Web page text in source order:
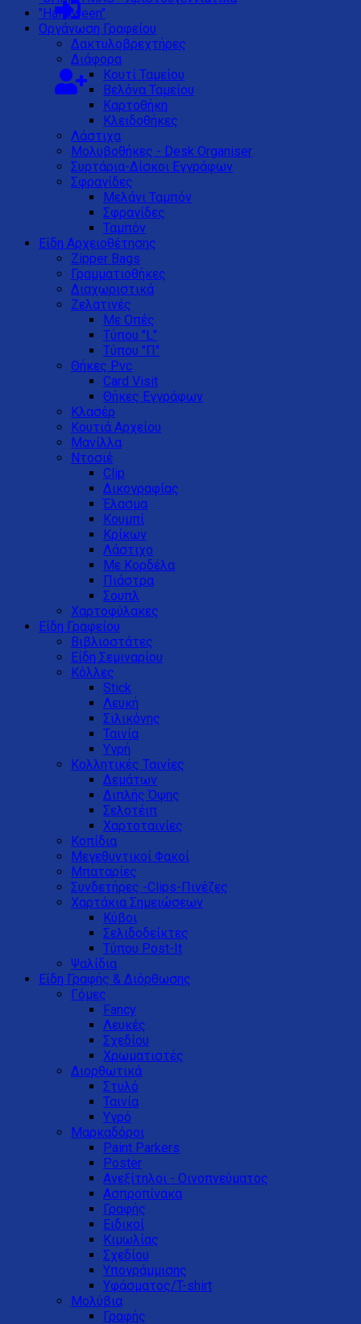
Καλάθι
Κανένα προϊόν στο καλάθι σας.
"Halloween"
Oργάνωση Γραφείου
Δακτυλοβρεχτήρες
Διάφορα
Kουτί Ταμείου
Βελόνα Ταμείου
Καρτοθήκη
Κλειδοθήκες
Λάστιχα
Μολυβοθήκες - Desk Organiser
Συρτάρια-Δίσκοι Eγγράφων
Σφραγίδες
Μελάνι Ταμπόν
Σφραγίδες
Ταμπόν
Είδη Αρχειοθέτησης
Zipper Bags
Γραμματιοθήκες
Διαχωριστικά
Ζελατινές
Με Οπές
Τύπου "L"
Τύπου "Π"
Θήκες Pvc
Card Visit
Θήκες Εγγράφων
Κλασέρ
Κουτιά Αρχείου
Μανίλλα
Ντοσιέ
Clip
Δικογραφίας
Έλασμα
Κουμπί
Κρίκων
Λάστιχο
Με Κορδέλα
Πιάστρα
Σουπλ
Χαρτοφύλακες
Είδη Γραφείου
Βιβλιοστάτες
Είδη Σεμιναρίου
Κόλλες
Stick
Λευκή
Σιλικόνης
Ταινία
Υγρή
Κολλητικές Ταινίες
Δεμάτων
Διπλής Όψης
Σελοτέιπ
Χαρτοταινίες
Κοπίδια
Μεγεθυντικοί Φακοί
Μπαταρίες
Συνδετήρες -Clips-Πινέζες
Χαρτάκια Σημειώσεων
Κύβοι
Σελιδοδείκτες
Τύπου Post-It
Ψαλίδια
Είδη Γραφής & Διόρθωσης
Γόμες
Fancy
Λευκές
Σχεδίου
Χρωματιστές
Διορθωτικά
Στυλό
Ταινία
Υγρό
Μαρκαδόροι
Paint Parkers
Poster
Ανεξίτηλοι - Οινοπνεύματος
Ασπροπίνακα
Γραφής
Ειδικοί
Κιμωλίας
Σχεδίου
Υπογράμμισης
Υφάσματος/T-shirt
Μολύβια
Γραφής